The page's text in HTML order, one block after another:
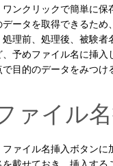
ンクリックで簡単に保
データを取得できるため
理前、処理後、被験者
、予めファイル名に挿
で目的のデータをみつ
ァイル
ァイル名挿入ボタンに